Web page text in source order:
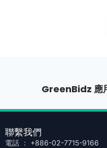
GreenBidz 應
聯繫我們
電話 ： +886-02-7715-9166